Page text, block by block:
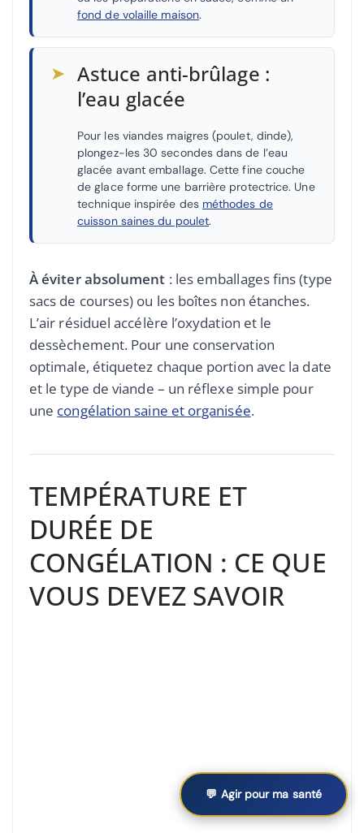
fond de volaille maison.
➤ Astuce anti-brûlage :
l’eau glacée
Pour les viandes maigres (poulet, dinde),
plongez-les 30 secondes dans de l’eau
glacée avant emballage. Cette fine couche
de glace forme une barrière protectrice. Une
technique inspirée des méthodes de
cuisson saines du poulet.
À éviter absolument : les emballages fins (type
sacs de courses) ou les boîtes non étanches.
L’air résiduel accélère l’oxydation et le
dessèchement. Pour une conservation
optimale, étiquetez chaque portion avec la date
et le type de viande – un réflexe simple pour
une congélation saine et organisée.
TEMPÉRATURE ET
DURÉE DE
CONGÉLATION : CE QUE
VOUS DEVEZ SAVOIR
💬 Agir pour ma santé